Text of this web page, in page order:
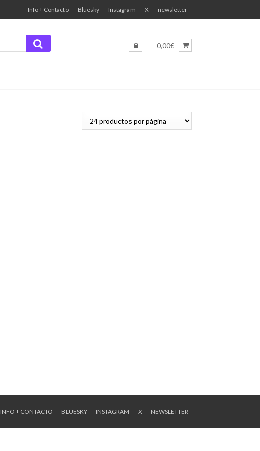
Info + Contacto Bluesky Instagram X newsletter
0,00€
INFO + CONTACTO BLUESKY INSTAGRAM X NEWSLETTER